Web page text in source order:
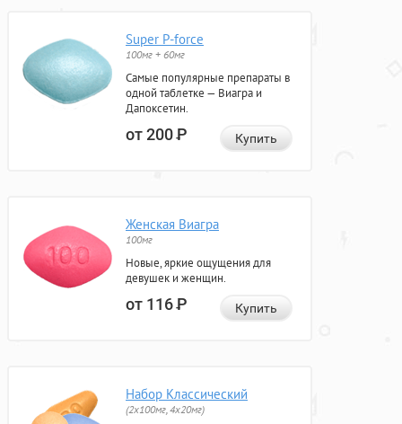
Super P-force
100мг + 60мг
Самые популярные препараты в
одной таблетке — Виагра и
Дапоксетин.
от 200Р Купить
Женская Виагра
100мг
Новые, яркие ощущения для
девушек и женщин.
от 116Р Купить
Набор Классический
(2x100мг, 4x20мг)